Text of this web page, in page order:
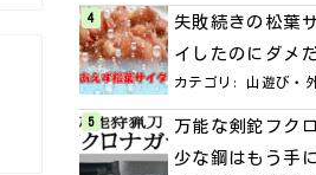
失敗続きの松葉
イしたのにダメ
カテゴリ: 山遊び・
万能な剣鉈フク
少な鋼はもう手